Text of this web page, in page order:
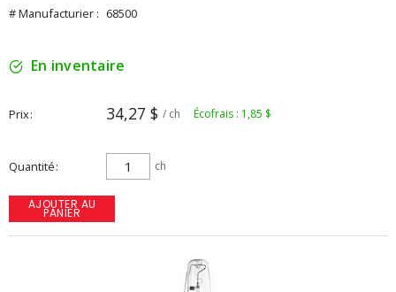
# Manufacturier : 68500
En inventaire
Prix 34,27 $ / ch Écofrais : 1,85 $
Quantité ch
AJOUTER AU
PANIER